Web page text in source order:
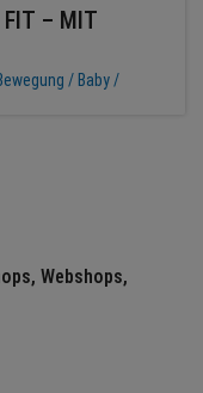
FIT – MIT
/ Baby /
Webshops,